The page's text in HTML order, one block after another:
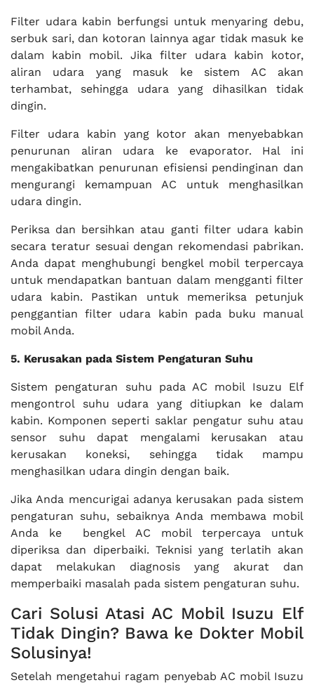
Filter udara kabin berfungsi untuk menyaring debu,
serbuk sari, dan kotoran lainnya agar tidak masuk ke
dalam kabin mobil. Jika filter udara kabin kotor,
aliran udara yang masuk ke sistem AC akan
terhambat, sehingga udara yang dihasilkan tidak
dingin.
Filter udara kabin yang kotor akan menyebabkan
penurunan aliran udara ke evaporator. Hal ini
mengakibatkan penurunan efisiensi pendinginan dan
mengurangi kemampuan AC untuk menghasilkan
udara dingin.
Periksa dan bersihkan atau ganti filter udara kabin
secara teratur sesuai dengan rekomendasi pabrikan.
Anda dapat menghubungi bengkel mobil terpercaya
untuk mendapatkan bantuan dalam mengganti filter
udara kabin. Pastikan untuk memeriksa petunjuk
penggantian filter udara kabin pada buku manual
mobil Anda.
5. Kerusakan pada Sistem Pengaturan Suhu
Sistem pengaturan suhu pada AC mobil Isuzu Elf
mengontrol suhu udara yang ditiupkan ke dalam
kabin. Komponen seperti saklar pengatur suhu atau
sensor suhu dapat mengalami kerusakan atau
kerusakan koneksi, sehingga tidak mampu
menghasilkan udara dingin dengan baik.
Jika Anda mencurigai adanya kerusakan pada sistem
pengaturan suhu, sebaiknya Anda membawa mobil
Anda ke bengkel AC mobil terpercaya untuk
diperiksa dan diperbaiki. Teknisi yang terlatih akan
dapat melakukan diagnosis yang akurat dan
memperbaiki masalah pada sistem pengaturan suhu.
Cari Solusi Atasi AC Mobil Isuzu Elf
Tidak Dingin? Bawa ke Dokter Mobil
Solusinya!
Setelah mengetahui ragam penyebab AC mobil Isuzu